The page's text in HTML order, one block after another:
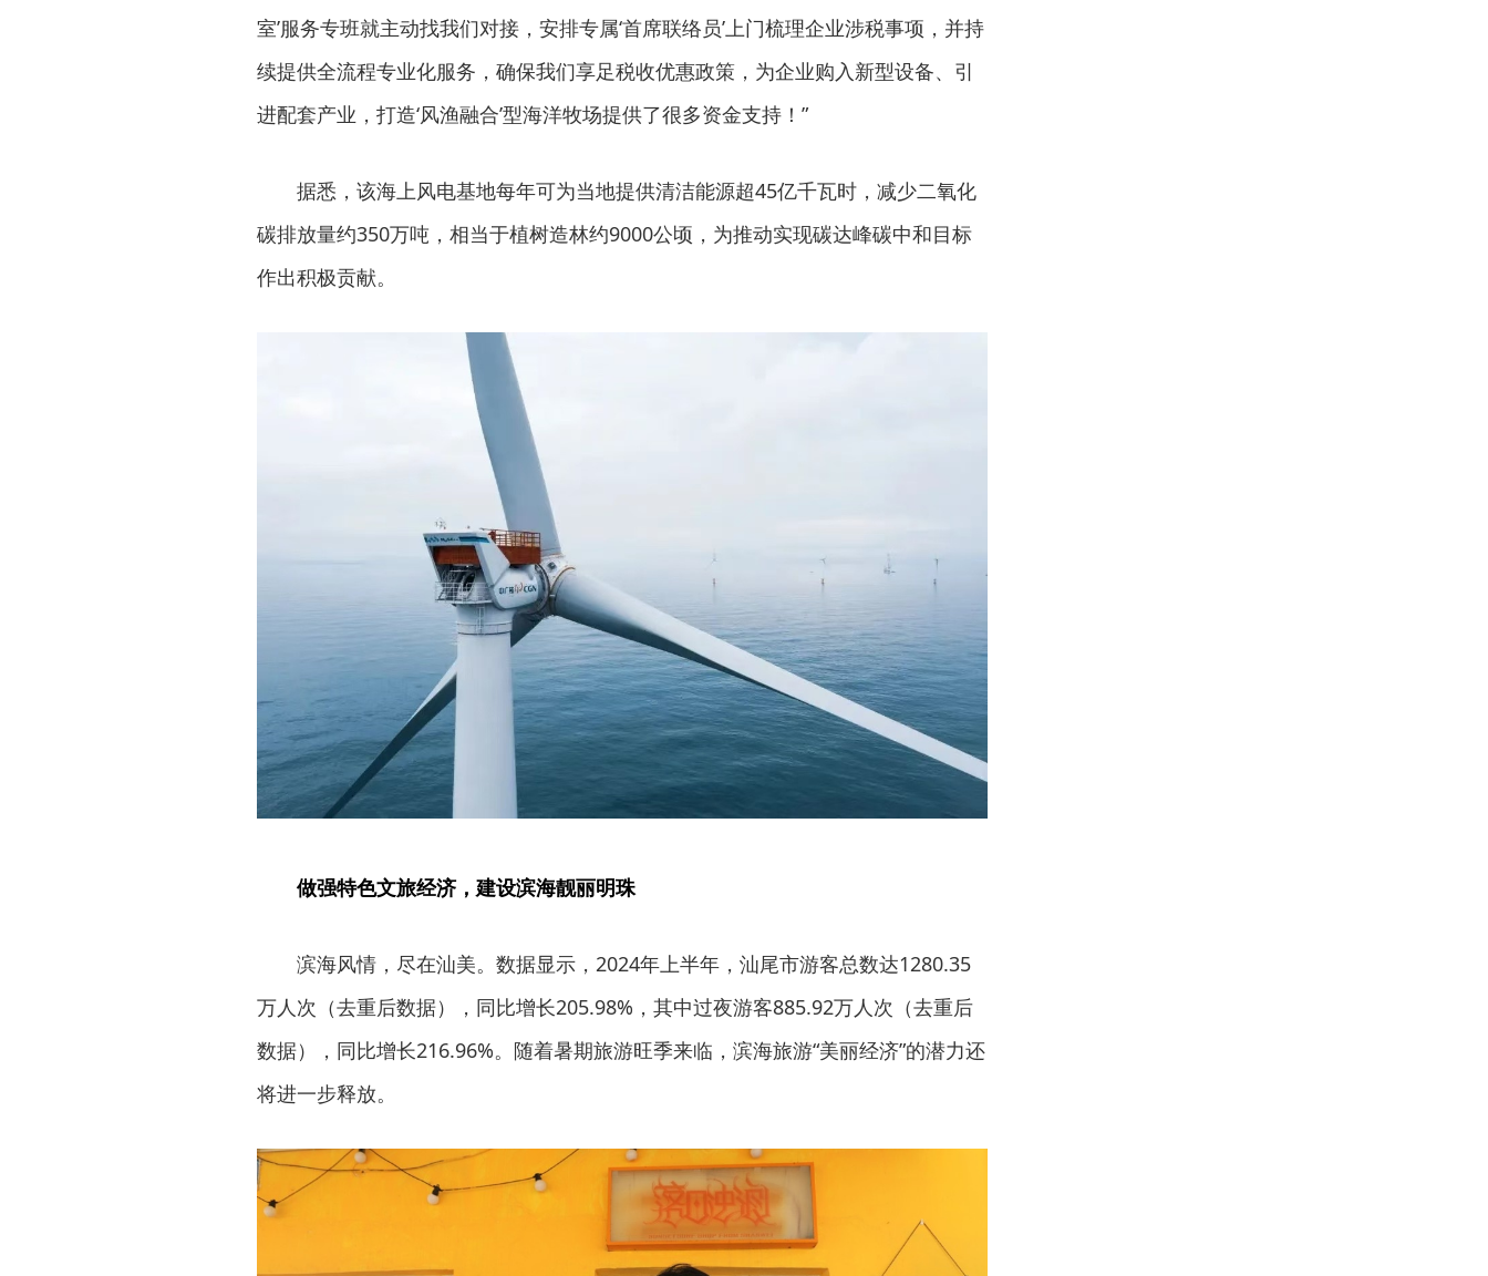
室’服务专班就主动找我们对接，安排专属‘首席联络员’上门梳理企业涉税事项，并持
续提供全流程专业化服务，确保我们享足税收优惠政策，为企业购入新型设备、引
进配套产业，打造‘风渔融合’型海洋牧场提供了很多资金支持！”
据悉，该海上风电基地每年可为当地提供清洁能源超45亿千瓦时，减少二氧化
碳排放量约350万吨，相当于植树造林约9000公顷，为推动实现碳达峰碳中和目标
作出积极贡献。
做强特色文旅经济，建设滨海靓丽明珠
滨海风情，尽在汕美。数据显示，2024年上半年，汕尾市游客总数达1280.35
万人次（去重后数据），同比增长205.98%，其中过夜游客885.92万人次（去重后
数据），同比增长216.96%。随着暑期旅游旺季来临，滨海旅游“美丽经济”的潜力还
将进一步释放。